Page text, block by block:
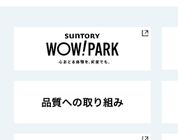
地域情報
サントリーサンバーズ大阪
サントリーが考えるサステ
企業概要